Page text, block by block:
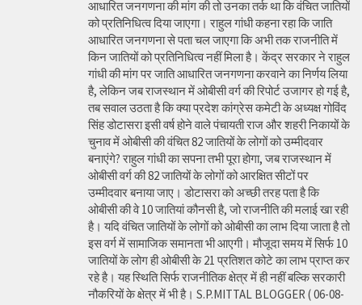
आधारित जनगणना की मांग की तो उनका तर्क था कि वंचित जातियों
को प्रतिनिधित्व दिया जाएगा। राहुल गांधी कहना रहा कि जाति
आधारित जनगणना से पता चल जाएगा कि अभी तक राजनीति में
किन जातियों को प्रतिनिधित्व नहीं मिला है। केंद्र सरकार ने राहुल
गांधी की मांग पर जाति आधारित जनगणना करवाने का निर्णय लिया
है, लेकिन जब राजस्थान में ओबीसी वर्ग की रिपोर्ट उजागर हो गई है,
तब सवाल उठता है कि क्या प्रदेश कांग्रेस कमेटी के अध्यक्ष गोविंद
सिंह डोटासरा इसी वर्ष होने वाले पंचायती राज और शहरी निकायों के
चुनाव में ओबीसी की वंचित 82 जातियों के लोगों को उम्मीदवार
बनाएंगे? राहुल गांधी का सपना तभी पूरा होगा, जब राजस्थान में
ओबीसी वर्ग की 82 जातियों के लोगों को आरक्षित सीटों पर
उम्मीदवार बनाया जाए। डोटासरा को अच्छी तरह पता है कि
ओबीसी की वे 10 जातियां कौनसी है, जो राजनीति की मलाई खा रही
है। यदि वंचित जातियों के लोगों को ओबीसी का लाभ दिया जाता है तो
इस वर्ग में सामाजिक समानता भी आएगी। मौजूदा समय में सिर्फ 10
जातियों के लोग ही ओबीसी के 21 प्रतिशत कोटे का लाभ प्राप्त कर
रहे है। यह स्थिति सिर्फ राजनीतिक क्षेत्र में ही नहीं बल्कि सरकारी
नौकरियों के क्षेत्र में भी है। S.P.MITTAL BLOGGER ( 06-08-